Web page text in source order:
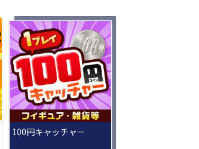
100円キャッチャー